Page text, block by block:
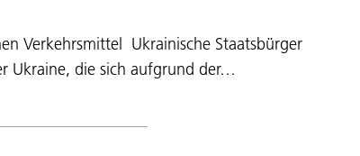
Verkehrsmittel Ukrainische Staatsbürger
Ukraine, die sich aufgrund der…